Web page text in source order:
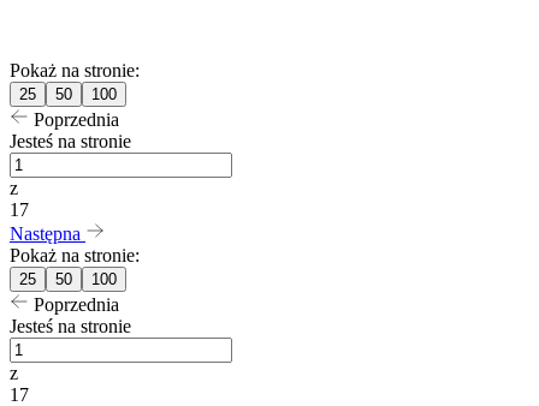
Pokaż na stronie:
25 50 100
Poprzednia
Jesteś na stronie
z
17
Następna
Pokaż na stronie:
25 50 100
Poprzednia
Jesteś na stronie
z
17